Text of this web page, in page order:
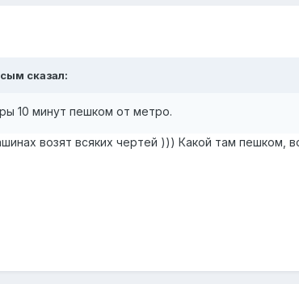
сказал:
10 минут пешком от метро.
возят всяких чертей ))) Какой там пешком,